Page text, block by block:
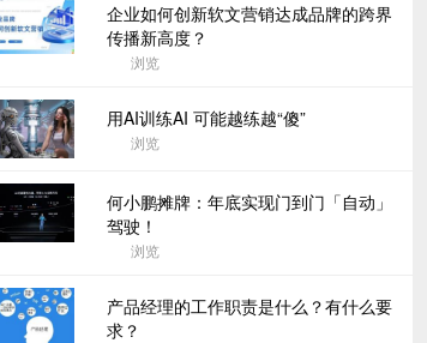
企业如何创新软文营销达成品牌的跨界
传播新高度？
浏览
用AI训练AI 可能越练越“傻”
浏览
何小鹏摊牌：年底实现门到门「自动」
驾驶！
浏览
产品经理的工作职责是什么？有什么要
求？